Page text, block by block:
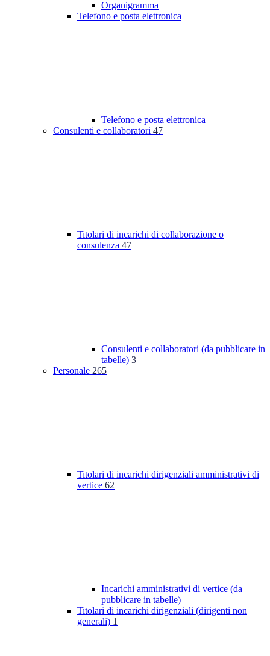
Organigramma
Telefono e posta elettronica
Telefono e posta elettronica
Consulenti e collaboratori 47
Titolari di incarichi di collaborazione o
consulenza 47
Consulenti e collaboratori (da pubblicare in
tabelle) 3
Personale 265
Titolari di incarichi dirigenziali amministrativi di
vertice 62
Incarichi amministrativi di vertice (da
pubblicare in tabelle)
Titolari di incarichi dirigenziali (dirigenti non
generali) 1